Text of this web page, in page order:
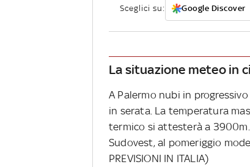
Sceglici su: Google Discover
La situazione meteo in
A Palermo nubi in
in serata. La temperatura
termico si attesterà a
Sudovest, al pomeriggio
PREVISIONI IN ITALIA)